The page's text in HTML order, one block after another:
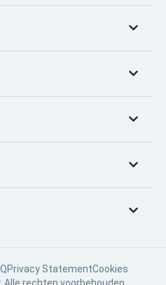
Privacy StatementCookies
Alle rechten voorbehouden